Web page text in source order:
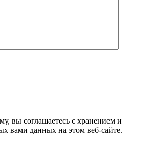
вы соглашаетесь с хранением и
вами данных на этом веб-сайте.